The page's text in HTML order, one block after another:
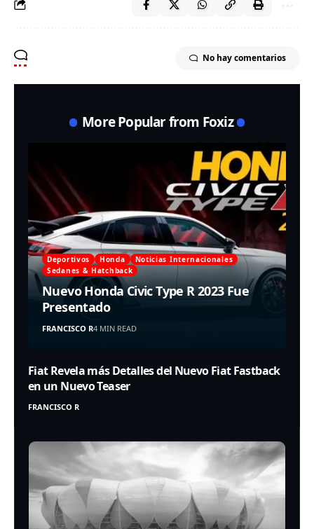
No hay comentarios
More Popular from Foxiz
Deportivos Honda
Noticias Internacionales
Sedanes & Hatchback
Nuevo Honda Civic Type R 2023 Fue
Presentado
FRANCISCO R4 MIN READ
Fiat Revela más Detalles del Nuevo Fiat Fastback
en un Nuevo Teaser
FRANCISCO R